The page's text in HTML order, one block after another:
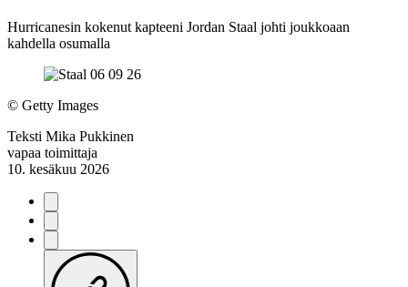
Hurricanesin kokenut kapteeni Jordan Staal johti joukkoaan
kahdella osumalla
© Getty Images
Teksti Mika Pukkinen
vapaa toimittaja
10. kesäkuu 2026